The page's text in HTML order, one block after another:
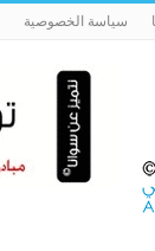
سياسة الخصوصية